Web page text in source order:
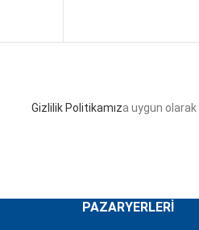
Gizlilik Politikamıza uygun olarak
PAZARYERLERI